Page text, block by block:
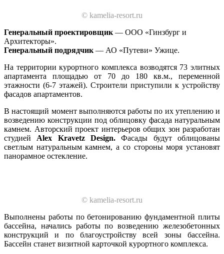
© kamelia-resort.ru
Генеральный проектировщик — ООО «Гинзбург и
Архитекторы».
Генеральный подрядчик — АО «Путеви» Ужице.
На территории курортного комплекса возводятся 73 элитных
апартамента площадью от 70 до 180 кв.м., переменной
этажности (6-7 этажей). Строители приступили к устройству
фасадов апартаментов.
В настоящий момент выполняются работы по их утеплению и
возведению конструкции под облицовку фасада натуральным
камнем. Авторский проект интерьеров общих зон разработан
студией Alex Kravetz Design. Фасады будут облицованы
светлым натуральным камнем, а со стороны моря установят
панорамное остекление.
© kamelia-resort.ru
Выполнены работы по бетонированию фундаментной плиты
бассейна, начались работы по возведению железобетонных
конструкций и по благоустройству всей зоны бассейна.
Бассейн станет визитной карточкой курортного комплекса.